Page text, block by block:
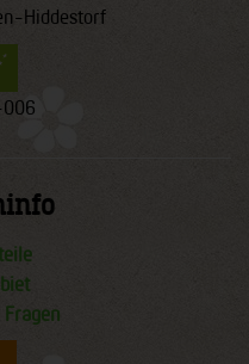
Hiddestorf
006